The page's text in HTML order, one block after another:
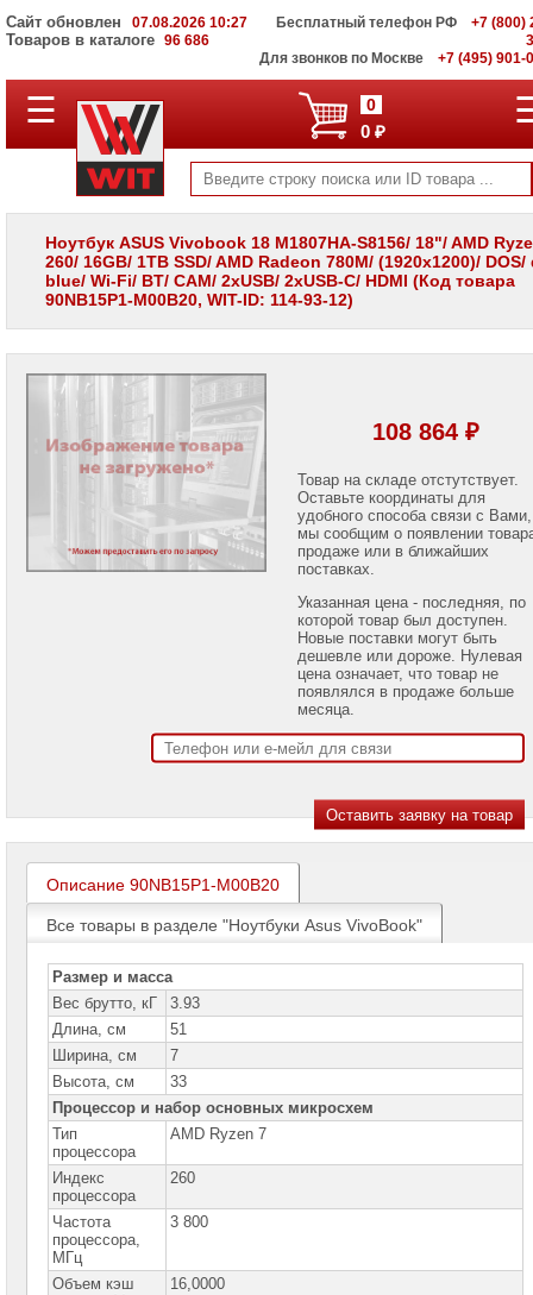
Сайт обновлен 07.08.2026 10:27
Товаров в каталоге 96 686
Бесплатный телефон РФ
+7 (800)
Для звонков по Москве
+7 (495) 901-
ПОЛНЫЙ
КАТАЛОГ
Корпоративные
серверы
WIT
Системы
хранения
данных
Мониторы
LCD
Проекторы
проекторов
MSI
Ноутбуки
Acer
Ноутбуки
Asus
Ноутбуки
Asus
Pro
Ноутбуки
Asus
Proart
Ноутбуки
Asus
Flip
Ноутбуки
Asus
Zenbook
Ноутбуки
☰ 0
0 ₽
Ноутбук ASUS Vivobook 18 M1807HA-S8156/ 18"/ AMD
260/ 16GB/ 1TB SSD/ AMD Radeon 780M/ (1920x1200)/
blue/ Wi-Fi/ BT/ CAM/ 2xUSB/ 2xUSB-C/ HDMI (Код товара
90NB15P1-M00B20, WIT-ID: 114-93-12)
108 864 ₽
Товар на складе отстутствует.
Оставьте координаты для
удобного способа связи с Вами,
мы сообщим о появлении
продаже или в ближайших
поставках.
Указанная цена - последняя, по
которой товар был доступен.
Новые поставки могут быть
дешевле или дороже. Нулевая
цена означает, что товар не
появлялся в продаже больше
месяца.
Описание 90NB15P1-M00B20
Все товары в разделе "Ноутбуки Asus VivoBook"
Размер и масса
Вес брутто, кГ
3.93
Длина, см
51
Ширина, см
7
Высота, см
33
Процессор и набор основных микросхем
Тип
процессора
AMD Ryzen 7
Индекс
процессора
260
Частота
процессора,
МГц
3 800
Объем кэш
16,0000